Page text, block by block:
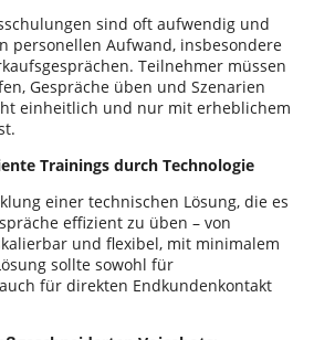
sind oft aufwendig und
personellen Aufwand, insbesondere
Teilnehmer müssen
Gespräche üben und Szenarien
einheitlich und nur mit erheblichem
Trainings durch Technologie
einer technischen Lösung, die es
effizient zu üben – von
und flexibel, mit minimalem
sollte sowohl für
für direkten Endkundenkontakt